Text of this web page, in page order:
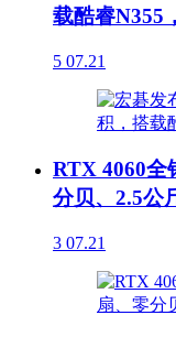
载酷睿N355
5 07.21
RTX 4060全
分贝、2.5公
3 07.21